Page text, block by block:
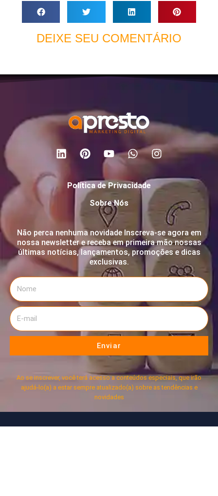
DEIXE SEU COMENTÁRIO
Política de Privacidade
Sobre Nós
Não perca nenhuma novidade Inscreva-se agora em
nossa newsletter e receba em primeira mão nossas
últimas notícias, lançamentos, promoções e dicas
exclusivas.
Enviar
Ao se inscrever, você terá acesso a conteúdos especiais, que irão
ajudá-lo(a) a estar sempre atualizado(a) sobre as tendências e
novidades